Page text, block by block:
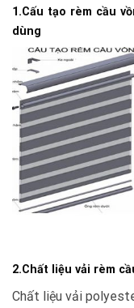
1.Cấu tạo rèm cầu
dùng
2.Chất liệu vải rèm
Chất liệu vải